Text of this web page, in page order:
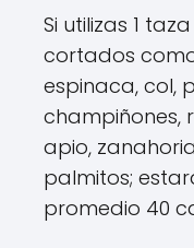
Si utilizas 1
cortados
espinaca, col,
champiñones,
apio,
palmitos;
promedio 40